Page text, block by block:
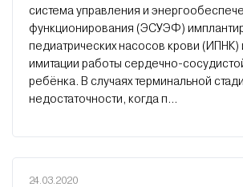
система управления и
функционирования (ЭСУЭФ)
педиатрических насосов крови (ИПНК)
имитации работы сердечно-
ребёнка. В случаях терминальной
недостаточности, когда п...
24.03.2020